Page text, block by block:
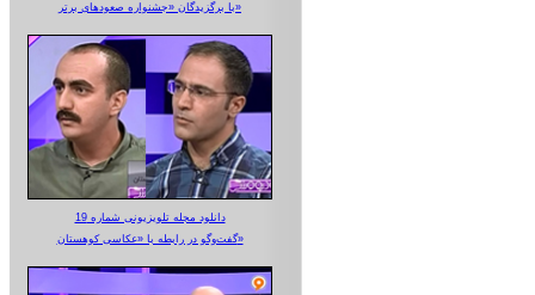
با برگزیدگان «جشنواره صعودهای برتر»
دانلود مجله تلویزیونی شماره 19
گفت‌وگو در رابطه با «عکاسی کوهستان»